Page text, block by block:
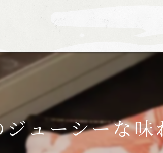
ューシーな